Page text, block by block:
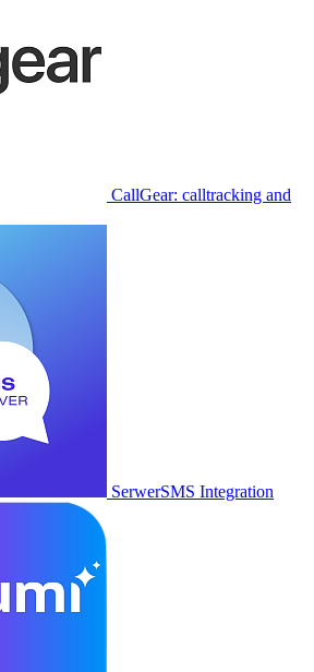
CallGear: calltracking and
SerwerSMS Integration